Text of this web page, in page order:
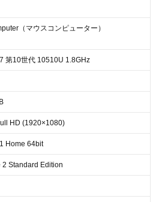
（マウスコンピューター）
第10世代 10510U 1.8GHz
HD (1920×1080)
Home 64bit
2 Standard Edition